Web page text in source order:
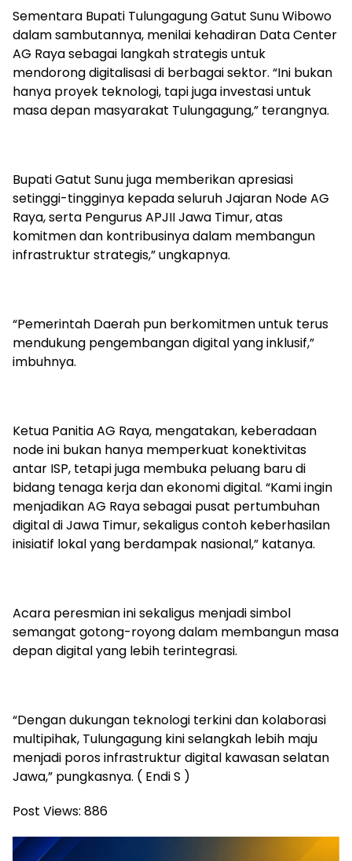
Sementara Bupati Tulungagung Gatut Sunu Wibowo
dalam sambutannya, menilai kehadiran Data Center
AG Raya sebagai langkah strategis untuk
mendorong digitalisasi di berbagai sektor. “Ini bukan
hanya proyek teknologi, tapi juga investasi untuk
masa depan masyarakat Tulungagung,” terangnya.
Bupati Gatut Sunu juga memberikan apresiasi
setinggi-tingginya kepada seluruh Jajaran Node AG
Raya, serta Pengurus APJII Jawa Timur, atas
komitmen dan kontribusinya dalam membangun
infrastruktur strategis,” ungkapnya.
“Pemerintah Daerah pun berkomitmen untuk terus
mendukung pengembangan digital yang inklusif,”
imbuhnya.
Ketua Panitia AG Raya, mengatakan, keberadaan
node ini bukan hanya memperkuat konektivitas
antar ISP, tetapi juga membuka peluang baru di
bidang tenaga kerja dan ekonomi digital. “Kami ingin
menjadikan AG Raya sebagai pusat pertumbuhan
digital di Jawa Timur, sekaligus contoh keberhasilan
inisiatif lokal yang berdampak nasional,” katanya.
Acara peresmian ini sekaligus menjadi simbol
semangat gotong-royong dalam membangun masa
depan digital yang lebih terintegrasi.
“Dengan dukungan teknologi terkini dan kolaborasi
multipihak, Tulungagung kini selangkah lebih maju
menjadi poros infrastruktur digital kawasan selatan
Jawa,” pungkasnya. ( Endi S )
Post Views: 886